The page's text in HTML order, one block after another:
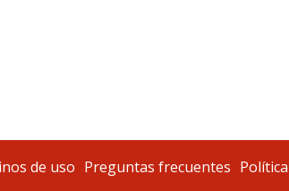
de uso Preguntas frecuentes